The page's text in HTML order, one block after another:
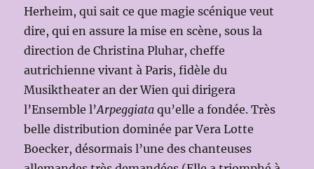
Herheim, qui sait ce que magie scénique veut
dire, qui en assure la mise en scène, sous la
direction de Christina Pluhar, cheffe
autrichienne vivant à Paris, fidèle du
Musiktheater an der Wien qui dirigera
l’Ensemble l’Arpeggiata qu’elle a fondée. Très
belle distribution dominée par Vera Lotte
Boecker, désormais l’une des chanteuses